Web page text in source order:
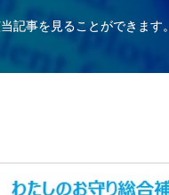
記事を見ることができます。